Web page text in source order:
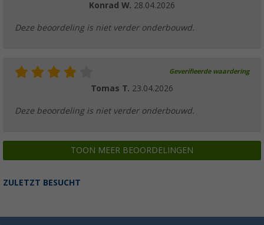
Konrad W. 28.04.2026
Deze beoordeling is niet verder onderbouwd.
Geverifieerde waardering
Tomas T. 23.04.2026
Deze beoordeling is niet verder onderbouwd.
TOON MEER BEOORDELINGEN
ZULETZT BESUCHT